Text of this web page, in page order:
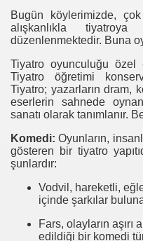
Bugün köylerimizde,
alışkanlıkla
düzenlenmektedir. Buna
Tiyatro oyunculuğu özel
Tiyatro öğretimi
Tiyatro; yazarların dram,
eserlerin sahnede
sanatı olarak tanımlanır.
Komedi: Oyunların,
gösteren bir tiyatro
şunlardır:
Vodvil, hareketli,
içinde şarkılar
Fars, olayların aşırı
edildiği bir komedi